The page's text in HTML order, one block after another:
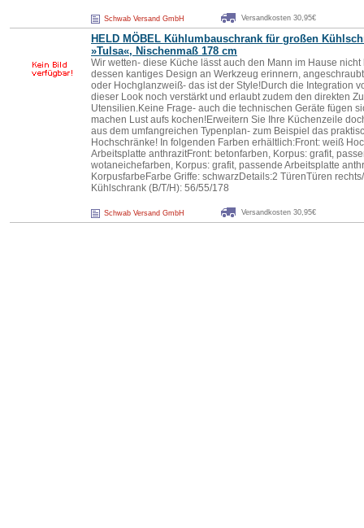
Schwab Versand GmbH Versandkosten 30,95€
HELD MÖBEL Kühlumbauschrank für großen
»Tu lsa«, Nischenmaß 178 cm
Wir wetten- diese Küche lässt auch den Mann im Hause
dessen kantiges Design an Werkzeug erinnern,
oder Hochglanzweiß- das ist der Style!Durch die Integration
dieser Look noch verstärkt und erlaubt zudem den direkten
Utensilien.Keine Frage- auch die technischen Geräte fügen
machen Lust aufs kochen!Erweitern Sie Ihre Küchenzeile
aus dem umfangreichen Typenplan- zum Beispiel das
Hochschränke! In folgenden Farben erhältlich:Front: weiß
Arbeitsplatte anthrazitFront: betonfarben, Korpus: grafit,
wotaneichefarben, Korpus: grafit, passende Arbeitsplatte
KorpusfarbeFarbe Griffe: schwarzDetails:2 TürenTüren
Kühlschrank (B/T/H): 56/55/178
Schwab Versand GmbH Versandkosten 30,95€